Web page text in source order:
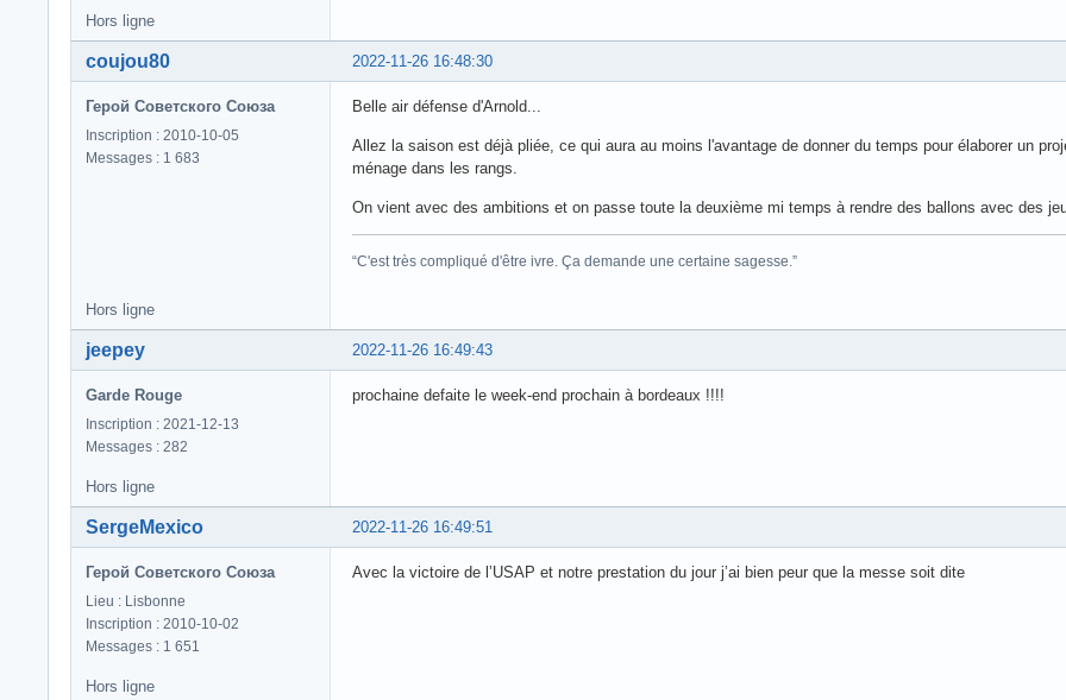
Hors ligne
2022-11-26 16:48:30
coujou80
Герой Советского Союза
Inscription : 2010-10-05
Messages : 1 683
Belle air défense d'Arnold...
Allez la saison est déjà pliée, ce qui aura au moins l'avantage de donner du temps pour élaborer un
ménage dans les rangs.
On vient avec des ambitions et on passe toute la deuxième mi temps à rendre des ballons avec des
“C'est très compliqué d'être ivre. Ça demande une certaine sagesse.”
Hors ligne
2022-11-26 16:49:43
jeepey
Garde Rouge
Inscription : 2021-12-13
Messages : 282
prochaine defaite le week-end prochain à bordeaux !!!!
Hors ligne
2022-11-26 16:49:51
SergeMexico
Герой Советского Союза
Lieu : Lisbonne
Inscription : 2010-10-02
Messages : 1 651
Avec la victoire de l’USAP et notre prestation du jour j’ai bien peur que la messe soit dite
Hors ligne